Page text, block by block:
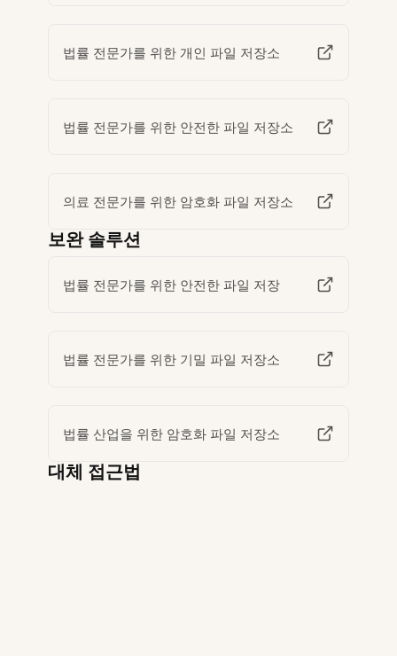
법률 전문가를 위한 개인 파일 저장소
법률 전문가를 위한 안전한 파일 저장소
의료 전문가를 위한 암호화 파일 저장소
보완 솔루션
법률 전문가를 위한 안전한 파일 저장
법률 전문가를 위한 기밀 파일 저장소
법률 산업을 위한 암호화 파일 저장소
대체 접근법